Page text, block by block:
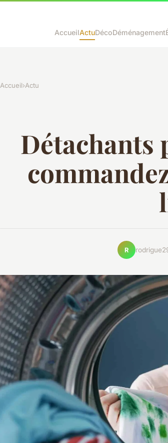
AccueilActuDécoDéménagement
Accueil›Actu
Détachants
R rodrigue